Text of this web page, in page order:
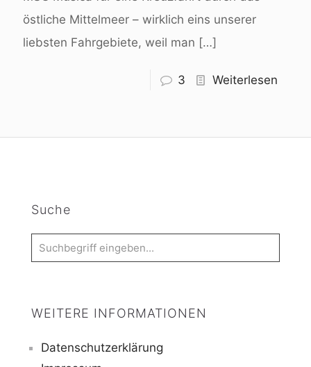
östliche Mittelmeer – wirklich eins unserer
liebsten Fahrgebiete, weil man […]
3 Weiterlesen
Suche
WEITERE INFORMATIONEN
Datenschutzerklärung